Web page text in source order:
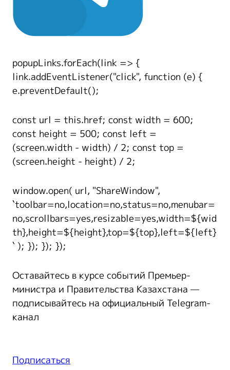
popupLinks.forEach(link => {
link.addEventListener("click", function (e) {
e.preventDefault();
const url = this.href; const width = 600;
const height = 500; const left =
(screen.width - width) / 2; const top =
(screen.height - height) / 2;
window.open( url, "ShareWindow",
`toolbar=no,location=no,status=no,menubar=
no,scrollbars=yes,resizable=yes,width=${wid
th},height=${height},top=${top},left=${left}
` ); }); }); });
Оставайтесь в курсе событий Премьер-
министра и Правительства Казахстана —
подписывайтесь на официальный Telegram-
канал
Подписаться